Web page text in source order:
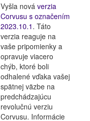
Vyšla nová verzia
Corvusu s označením
2023.10.1 . Táto
verzia reaguje na
vaše pripomienky a
opravuje viacero
chýb, ktoré boli
odhalené vďaka vašej
spätnej väzbe na
predchádzajúcu
revolučnú verziu
Corvusu. Informácie